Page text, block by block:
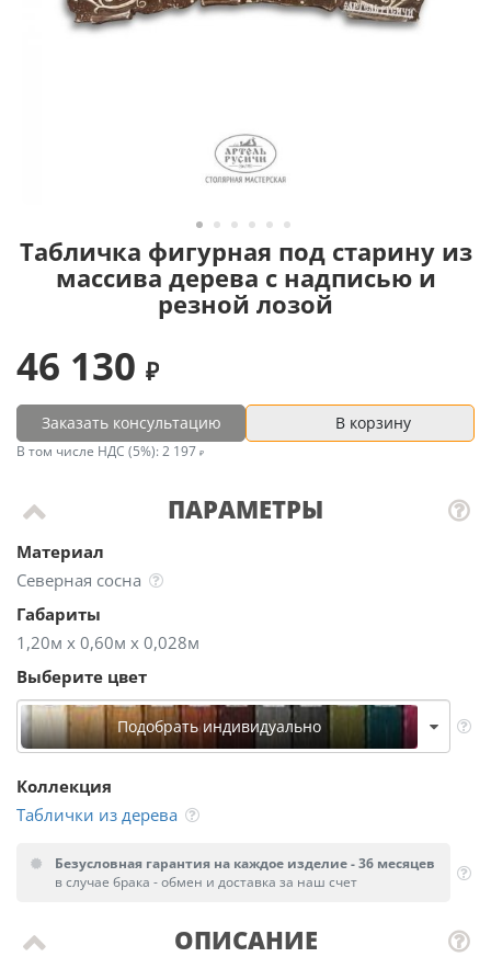
Табличка фигурная под старину из
массива дерева с надписью и
резной лозой
ПАРАМЕТРЫ
Материал
Северная сосна
Габариты
1,20м х 0,60м х 0,028м
Выберите цвет
Подобрать индивидуально
Коллекция
Таблички из дерева
46 130
Заказать консультацию В корзину
В том числе НДС (5%): 2 197
Безусловная гарантия на каждое изделие - 36 месяцев
в случае брака - обмен и доставка за наш счет
ОПИСАНИЕ